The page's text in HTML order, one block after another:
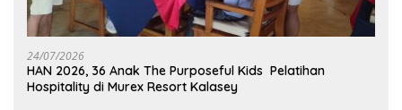
24/07/2026
HAN 2026, 36 Anak The Purposeful Kids Pelatihan
Hospitality di Murex Resort Kalasey